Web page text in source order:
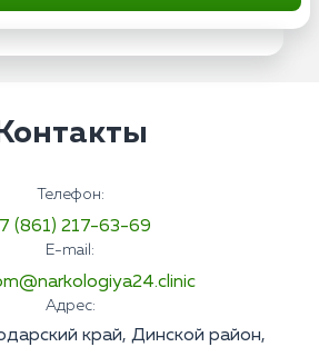
Контакты
Телефон:
(861) 217-63-69
E-mail:
Адрес:
край, Динской район,